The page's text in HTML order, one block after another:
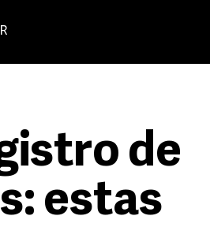
de
estas